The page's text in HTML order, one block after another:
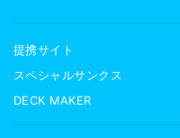
提携サイト
スペシャルサンクス
DECK MAKER